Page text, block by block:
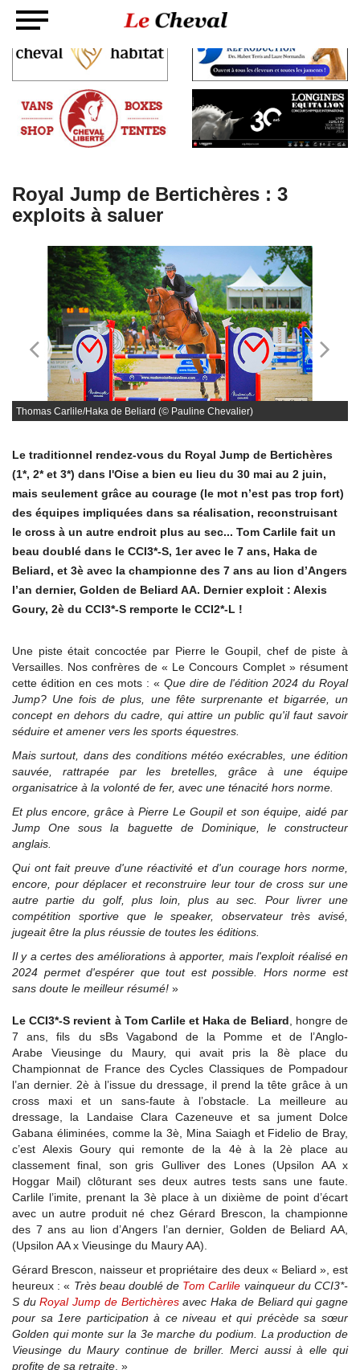
Royal Jump de Bertichères : 3
exploits à saluer
Thomas Carlile/Haka de Beliard (© Pauline Chevalier)
Le traditionnel rendez-vous du Royal Jump de Bertichères
(1*, 2* et 3*) dans l'Oise a bien eu lieu du 30 mai au 2 juin,
mais seulement grâce au courage (le mot n’est pas trop fort)
des équipes impliquées dans sa réalisation, reconstruisant
le cross à un autre endroit plus au sec... Tom Carlile fait un
beau doublé dans le CCI3*-S, 1er avec le 7 ans, Haka de
Beliard, et 3è avec la championne des 7 ans au lion d’Angers
l’an dernier, Golden de Beliard AA. Dernier exploit : Alexis
Goury, 2è du CCI3*-S remporte le CCI2*-L !
Une piste était concoctée par Pierre le Goupil, chef de piste à
Versailles. Nos confrères de « Le Concours Complet » résument
cette édition en ces mots : « Que dire de l'édition 2024 du Royal
Jump? Une fois de plus, une fête surprenante et bigarrée, un
concept en dehors du cadre, qui attire un public qu'il faut savoir
séduire et amener vers les sports équestres.
Mais surtout, dans des conditions météo exécrables, une édition
sauvée, rattrapée par les bretelles, grâce à une équipe
organisatrice à la volonté de fer, avec une ténacité hors norme.
Et plus encore, grâce à Pierre Le Goupil et son équipe, aidé par
Jump One sous la baguette de Dominique, le constructeur
anglais.
Qui ont fait preuve d'une réactivité et d'un courage hors norme,
encore, pour déplacer et reconstruire leur tour de cross sur une
autre partie du golf, plus loin, plus au sec. Pour livrer une
compétition sportive que le speaker, observateur très avisé,
jugeait être la plus réussie de toutes les éditions.
Il y a certes des améliorations à apporter, mais l'exploit réalisé en
2024 permet d'espérer que tout est possible. Hors norme est
sans doute le meilleur résumé! »
Le CCI3*-S revient à Tom Carlile et Haka de Beliard , hongre de
7 ans, fils du sBs Vagabond de la Pomme et de l’Anglo-
Arabe Vieusinge du Maury, qui avait pris la 8è place du
Championnat de France des Cycles Classiques de Pompadour
l’an dernier. 2è à l’issue du dressage, il prend la tête grâce à un
cross maxi et un sans-faute à l’obstacle. La meilleure au
dressage, la Landaise Clara Cazeneuve et sa jument Dolce
Gabana éliminées, comme la 3è, Mina Saiagh et Fidelio de Bray,
c’est Alexis Goury qui remonte de la 4è à la 2è place au
classement final, son gris Gulliver des Lones (Upsilon AA x
Hoggar Mail) clôturant ses deux autres tests sans une faute.
Carlile l’imite, prenant la 3è place à un dixième de point d’écart
avec un autre produit né chez Gérard Brescon, la championne
des 7 ans au lion d’Angers l’an dernier, Golden de Beliard AA,
(Upsilon AA x Vieusinge du Maury AA).
Gérard Brescon, naisseur et propriétaire des deux « Beliard », est
heureux : « Très beau doublé de Tom Carlile vainqueur du CCI3*-
S duRoyal Jump de Bertichèresavec Haka de Beliard qui gagne
pour sa 1ere participation à ce niveau et qui précède sa sœur
Golden qui monte sur la 3e marche du podium. La production de
Vieusinge du Maury continue de briller. Merci aussi à elle qui
profite de sa retraite . »